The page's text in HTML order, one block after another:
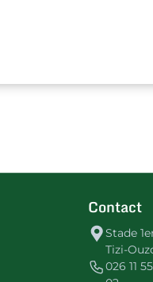
Contact
Stade
Tizi-
026 11